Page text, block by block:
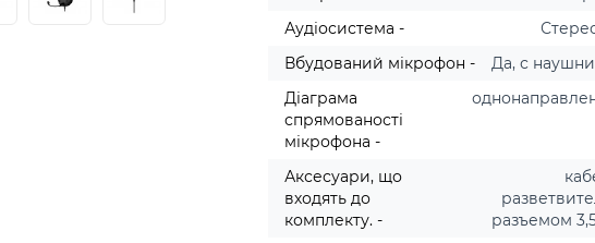
Аудіосистема -
Вбудований мікрофон -
Да, с
Діаграма
спрямованості
мікрофона -
Аксесуари, що
входять до
комплекту. -
разъемом